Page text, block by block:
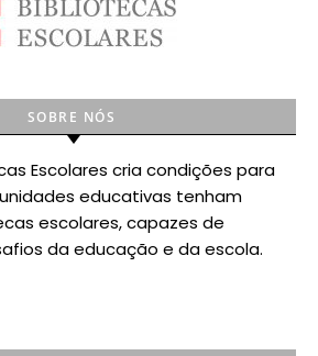
SOBRE NÓS
Escolares cria condições para
educativas tenham
escolares, capazes de
da educação e da escola.